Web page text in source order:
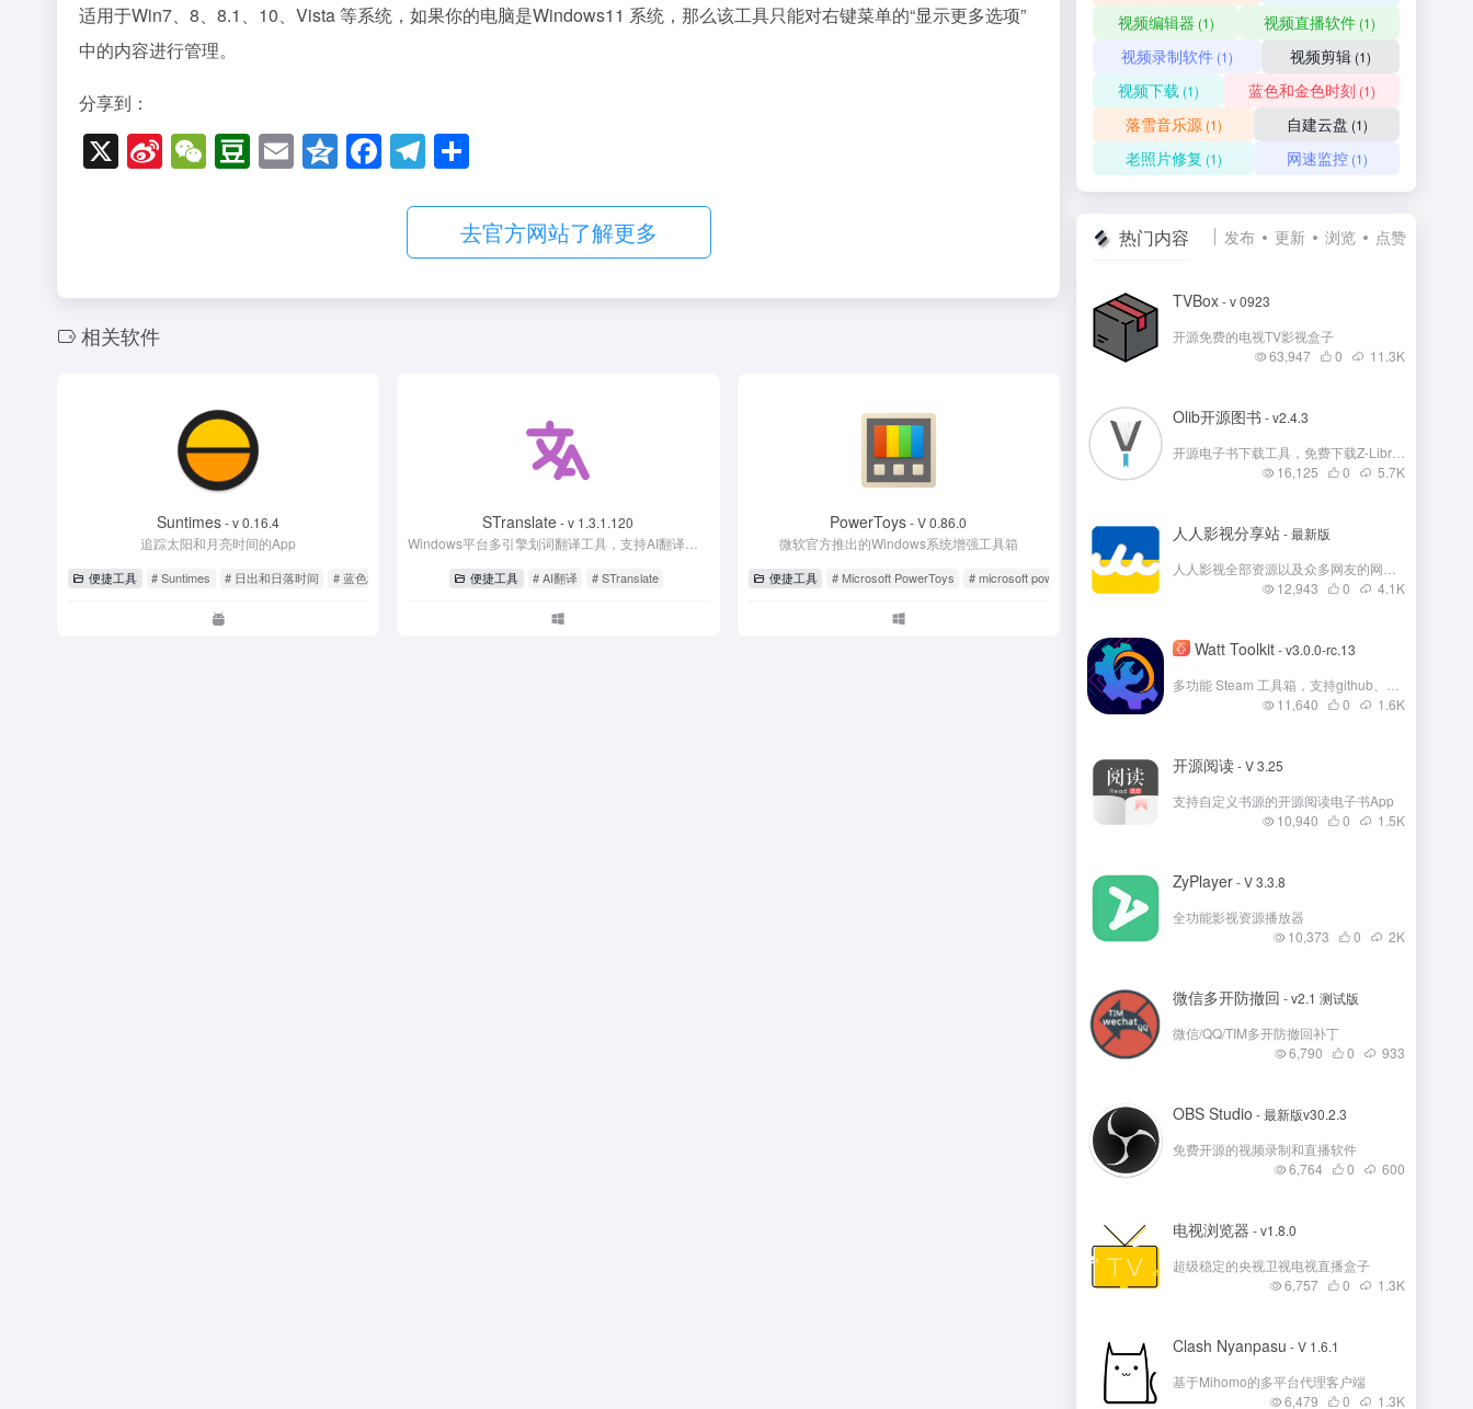
适用于Win7、8、8.1、10、Vista 等系统，如果你的电脑是Windows11 系统，那么该工具只能对右键菜单的“显示更多选项”
中的内容进行管理。
分享到：
X Si
ei
W
at
D
a
E Q
e
F
b
T
e
gr
a
去官方网站了解更多
相关软件
Suntimes- v 0.16.4
追踪太阳和月亮时间的App
便捷工具 # Suntimes # 日出和日落时间 # 蓝色和金色时刻
STranslate- v 1.3.1.120
Windows平台多引擎划词翻译工具，支持AI翻译和OCR文字识别翻译
便捷工具 # AI翻译 # STranslate
PowerToys- V 0.86.0
微软官方推出的Windows系统增强工具箱
便捷工具 # Microsoft PowerToys # microsoft powertoys下载地址 # powertoys
视频编辑器 (1) 视频直播软件(1)
视频录制软件 (1) 视频剪辑 (1)
视频下载 (1) 蓝色和金色时刻 (1)
落雪音乐源(1) 自建云盘 (1)
老照片修复 (1) 网速监控(1)
热门内容 发布 更新 浏览 点赞
TVBox- v 0923
开源免费的电视TV影视盒子
63,947
0 11.3K
Olib开源图书 - v2.4.3
16,125
0 5.7K
人人影视分享站- 最新版
12,943
0 4.1 K
Watt Toolkit- v3.0.0-rc.13
11,640
0 1.6K
开源阅读- V 3.25
支持自定义书源的开源阅读电子书App
10,940
0 1.5K
ZyPlayer- V 3.3.8
全功能影视资源播放器
10,373
0 2K
微信多开防撤回 - v2.1 测试版
微信/QQ/TIM多开防撤回补丁
6,790
0 933
OBS Studio - 最新版v30.2.3
免费开源的视频录制和直播软件
6,764
0 600
电视浏览器 - v1.8.0
超级稳定的央视卫视电视直播盒子
6,757
0 1.3K
Clash Nyanpasu - V 1.6.1
基于Mihomo的多平台代理客户端
6,479
0 1.3K